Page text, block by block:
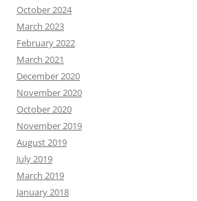
October 2024
March 2023
February 2022
March 2021
December 2020
November 2020
October 2020
November 2019
August 2019
July 2019
March 2019
January 2018